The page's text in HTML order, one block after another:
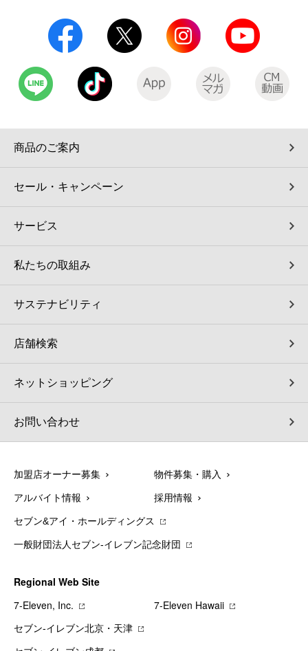
商品のご案内
セール・キャンペーン
サービス
私たちの取組み
サステナビリティ
店舗検索
ネットショッピング
お問い合わせ
加盟店オーナー募集 物件募集・購入
アルバイト情報 採用情報
セブン&アイ・ホールディングス
一般財団法人セブン-イレブン記念財団
Regional Web Site
7‐Eleven, Inc.
7‐Eleven Hawaii
セブン‐イレブン北京・天津